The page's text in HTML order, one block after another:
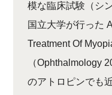
模な臨床試験（シ
国立大学が行った
Treatment Of
（Ophthalmology
のアトロピンでも